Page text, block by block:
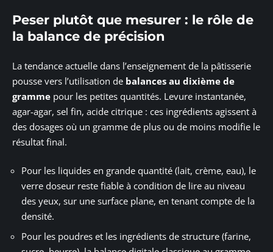
Peser plutôt que mesurer : le rôle de
la balance de précision
La tendance actuelle dans l’enseignement de la pâtisserie
pousse vers l’utilisation de balances au dixième de
gramme pour les petites quantités. Levure instantanée,
agar-agar, sel fin, acide citrique : ces ingrédients agissent à
des dosages où un gramme de plus ou de moins modifie le
résultat final.
Pour les liquides en grande quantité (lait, crème, eau), le
verre doseur reste fiable à condition de lire au niveau
des yeux, sur une surface plane, en tenant compte de la
densité.
Pour les poudres et les ingrédients de structure (farine,